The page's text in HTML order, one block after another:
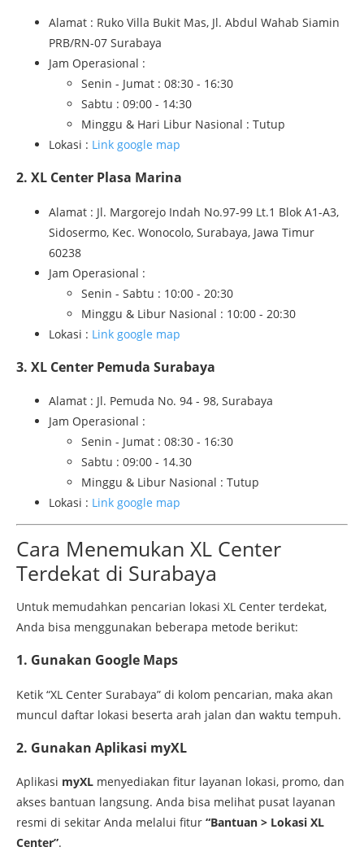
Alamat : Ruko Villa Bukit Mas, Jl. Abdul Wahab Siamin
PRB/RN-07 Surabaya
Jam Operasional :
Senin - Jumat : 08:30 - 16:30
Sabtu : 09:00 - 14:30
Minggu & Hari Libur Nasional : Tutup
Lokasi : Link google map
2. XL Center Plasa Marina
Alamat : Jl. Margorejo Indah No.97-99 Lt.1 Blok A1-A3,
Sidosermo, Kec. Wonocolo, Surabaya, Jawa Timur
60238
Jam Operasional :
Senin - Sabtu : 10:00 - 20:30
Minggu & Libur Nasional : 10:00 - 20:30
Lokasi : Link google map
3. XL Center Pemuda Surabaya
Alamat : Jl. Pemuda No. 94 - 98, Surabaya
Jam Operasional :
Senin - Jumat : 08:30 - 16:30
Sabtu : 09:00 - 14.30
Minggu & Libur Nasional : Tutup
Lokasi : Link google map
Cara Menemukan XL Center
Terdekat di Surabaya
Untuk memudahkan pencarian lokasi XL Center terdekat,
Anda bisa menggunakan beberapa metode berikut:
1. Gunakan Google Maps
Ketik “XL Center Surabaya” di kolom pencarian, maka akan
muncul daftar lokasi beserta arah jalan dan waktu tempuh.
2. Gunakan Aplikasi myXL
Aplikasi myXL menyediakan fitur layanan lokasi, promo, dan
akses bantuan langsung. Anda bisa melihat pusat layanan
resmi di sekitar Anda melalui fitur “Bantuan > Lokasi XL
Center”.